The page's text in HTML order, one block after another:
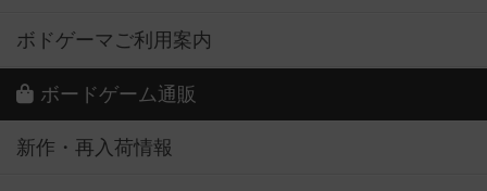
ボドゲーマご利用案内
ボードゲーム通販
新作・再入荷情報